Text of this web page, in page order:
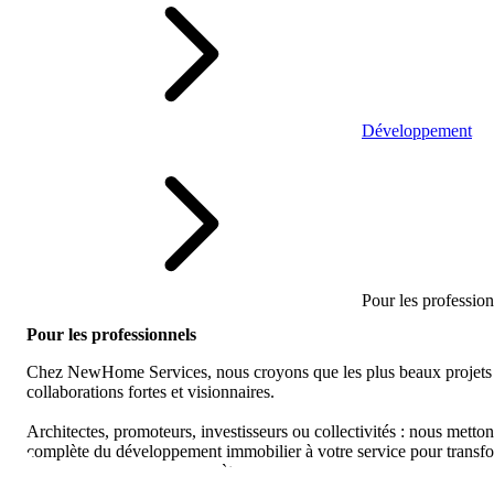
Développement
Pour les
Pour les professionnels
Chez NewHome Services, nous croyons que les plus beaux projets
collaborations fortes et visionnaires.
Architectes, promoteurs, investisseurs ou collectivités : nous
complète du développement immobilier à votre service pour
ambitions en réussites concrètes.